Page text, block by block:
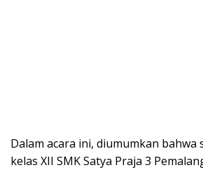
Dalam acara ini, diumumkan bahwa
kelas XII SMK Satya Praja 3